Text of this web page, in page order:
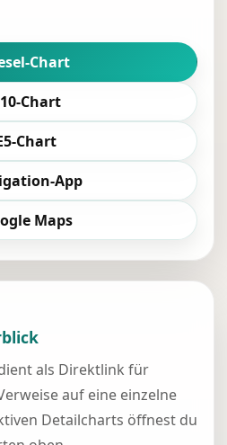
Chart
Chart
Chart
App
Maps
als Direktlink für
auf eine einzelne
Detailcharts öffnest du